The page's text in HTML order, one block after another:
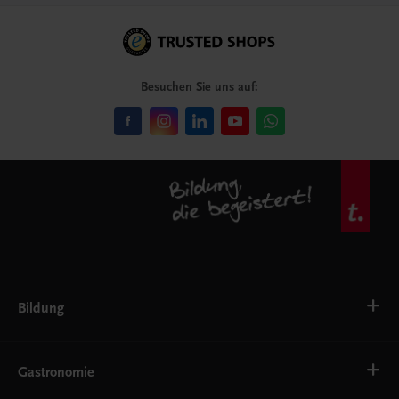
Besuchen Sie uns auf:
Bildung
Ernährung
Gastronomie